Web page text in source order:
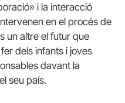
i la interacció
en el procés de
un altre el futur que
dels infants i joves
davant la
seu país.